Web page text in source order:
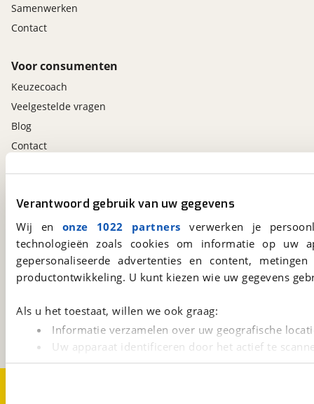
Verantwoord gebruik van uw gegevens
Wij en onze 1022 partners verwerken je
technologieën zoals cookies om informatie op
gepersonaliseerde advertenties en content,
productontwikkeling. U kunt kiezen wie uw gegevens
Als u het toestaat, willen we ook graag:
Informatie verzamelen over uw geografische
Uw apparaat identificeren door het actief te
Lees meer over hoe uw persoonlijke gegevens worden
Samenwerken
Contact
Voor consumenten
Keuzecoach
Veelgestelde vragen
Blog
Contact
viaBOVAG.nl
3981 AJ Bunnik
Een initiatief van
BOVAG
Altijd het meest recente aanbod bij de hand.
Download 'm nu.